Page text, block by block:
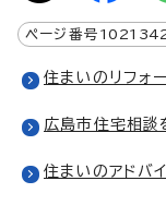
ページ番号
住まいのリフォ
広島市住宅相談
住まいのアドバ